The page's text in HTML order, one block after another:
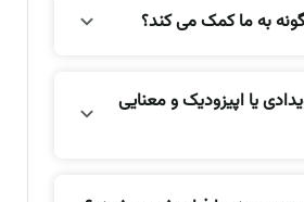
به ما کمک می کند؟
یا اپیزودیک و معنایی